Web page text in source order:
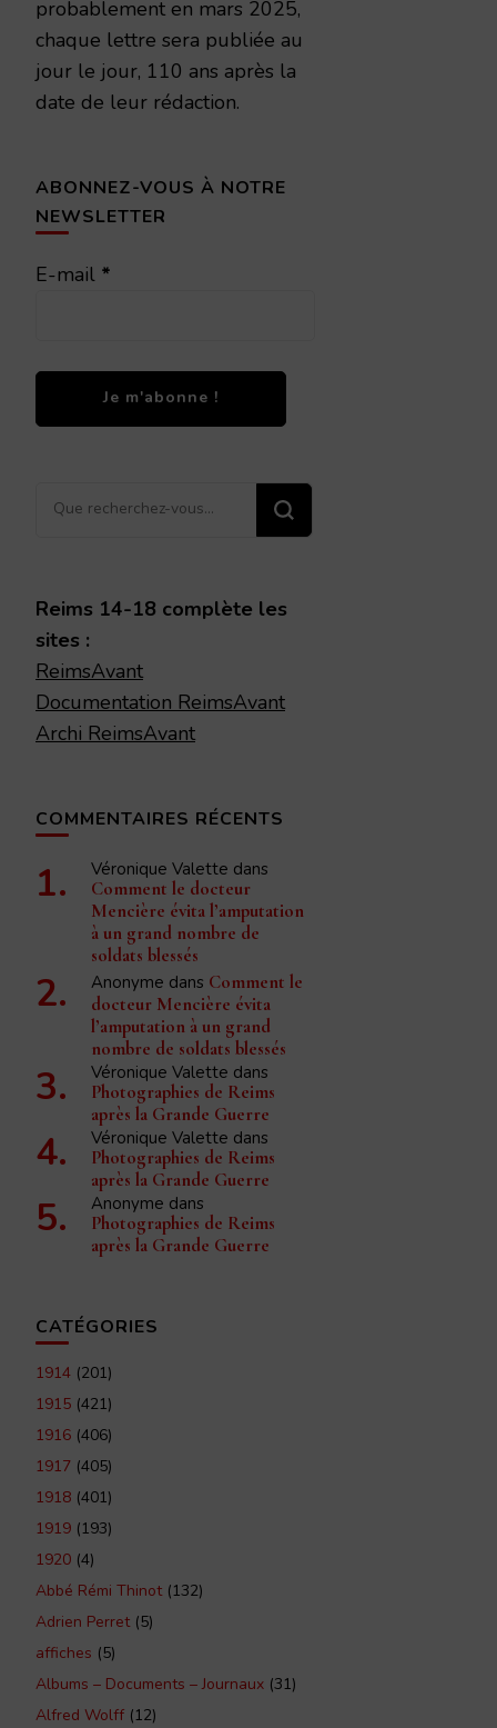
probablement en mars 2025,
chaque lettre sera publiée au
jour le jour, 110 ans après la
date de leur rédaction.
ABONNEZ-VOUS À NOTRE
NEWSLETTER
E-mail *
Vous
Reims 14-18 complète les
sites :
ReimsAvant
Documentation ReimsAvant
Archi ReimsAvant
COMMENTAIRES RÉCENTS
Véronique Valette dans
Comment le docteur
Mencière évita l’amputation
à un grand nombre de
soldats blessés
Anonyme dans Comment le
docteur Mencière évita
l’amputation à un grand
nombre de soldats blessés
Véronique Valette dans
Photographies de Reims
après la Grande Guerre
Véronique Valette dans
Photographies de Reims
après la Grande Guerre
Anonyme dans
Photographies de Reims
après la Grande Guerre
CATÉGORIES
1914 (201)
1915 (421)
1916 (406)
1917 (405)
1918 (401)
1919 (193)
1920 (4)
Abbé Rémi Thinot(132)
Adrien Perret(5)
affiches (5)
Albums – Documents – Journaux (31)
Alfred Wolff (12)